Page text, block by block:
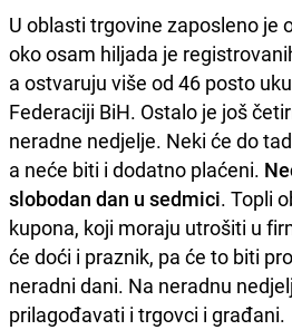
U oblasti trgovine zaposleno je
oko osam hiljada je
a ostvaruju više od 46 posto
Federaciji BiH. Ostalo je još
neradne nedjelje. Neki će do
a neće biti i dodatno plaćeni.
slobodan dan u sedmici. Topli
kupona, koji moraju utrošiti u
će doći i praznik, pa će to biti
neradni dani. Na neradnu
prilagođavati i trgovci i građani.